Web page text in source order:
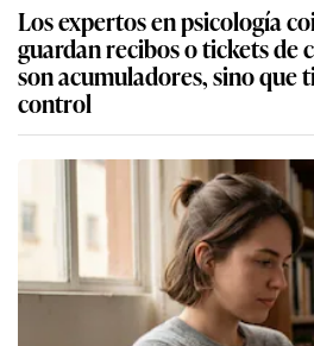
Los expertos en psicología
guardan recibos o tickets de
son acumuladores, sino que
control